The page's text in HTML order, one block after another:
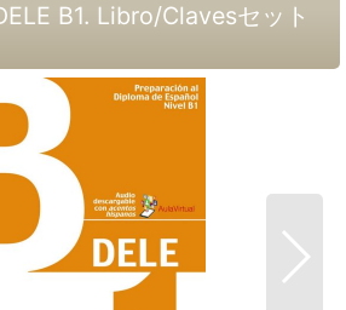
B1. Libro/Clavesセット